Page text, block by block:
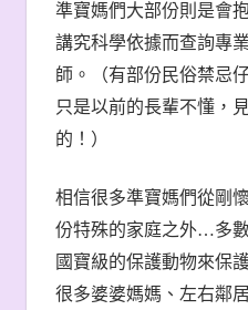
準寶媽們大部份則是會
講究科學依據而查詢專
師。（有部份民俗禁忌
只是以前的長輩不懂，
的！）
相信很多準寶媽們從剛
份特殊的家庭之外…多
國寶級的保護動物來保
很多婆婆媽媽、左右鄰